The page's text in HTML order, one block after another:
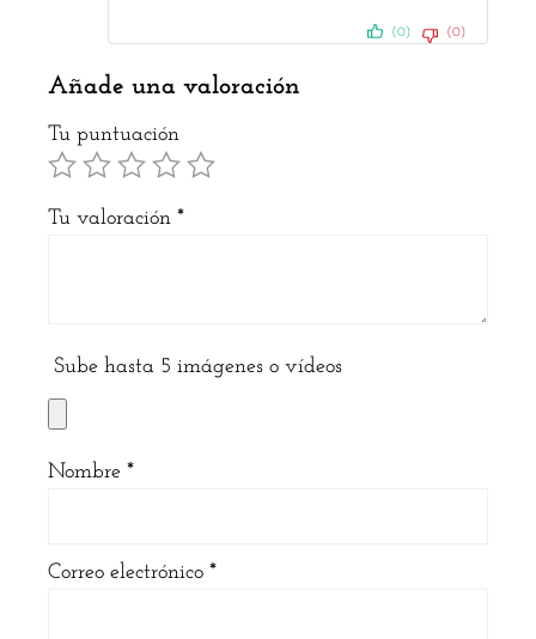
(0) (0)
Añade una valoración
Tu puntuación
Tu valoración *
Sube hasta 5 imágenes o vídeos
Nombre *
Correo electrónico *